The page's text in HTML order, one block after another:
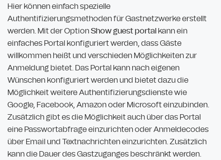
Hier können einfach spezielle
Authentifizierungsmethoden für Gastnetzwerke erstellt
werden. Mit der OptionShow guest portalkann ein
einfaches Portal konfiguriert werden, dass Gäste
willkommen heißt und verschieden Möglichkeiten zur
Anmeldung bietet. Das Portal kann nach eigenen
Wünschen konfiguriert werden und bietet dazu die
Möglichkeit weitere Authentifizierungsdienste wie
Google, Facebook, Amazon oder Microsoft einzubinden.
Zusätzlich gibt es die Möglichkeit auch über das Portal
eine Passwortabfrage einzurichten oder Anmeldecodes
über Email und Textnachrichten einzurichten. Zusätzlich
kann die Dauer des Gastzuganges beschränkt werden.